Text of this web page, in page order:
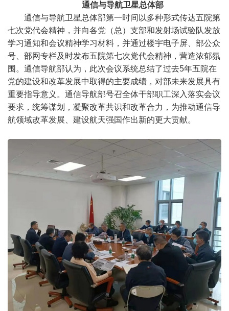
通信与导航卫星总体部
通信与导航卫星总体部第一时间以多种形式传达五院第
七次党代会精神，并向各党（总）支部和发射场试验队发放
学习通知和会议精神学习材料，并通过楼宇电子屏、部公众
号、部网专栏及时发布五院第七次党代会精神，营造浓郁氛
围。通信导航部认为，此次会议系统总结了过去5年五院在
党的建设和改革发展中取得的主要成绩，对部未来发展具有
重要指导意义。通信导航部号召全体干部职工深入落实会议
要求，统筹谋划，凝聚改革共识和改革合力，为推动通信导
航领域改革发展、建设航天强国作出新的更大贡献。